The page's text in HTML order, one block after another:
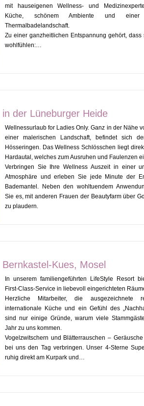
mit hauseigenen Wellness- und
Küche, schönem Ambiente und einer
Thermalbadelandschaft.
Zu einer ganzheitlichen Entspannung gehört, dass
wohlfühlen:…
der Lüneburger Heide
Wellnessurlaub for Ladies Only. Ganz in der Nähe
einer malerischen Landschaft, befindet sich
Hösseringen. Das Wellness Schlösschen liegt
Hardautal, welches zum Ausruhen und Faulenzen
Verbringen Sie Ihre Wellness Auszeit in einer
Atmosphäre und erleben Sie jede Minute der
Bademantel. Neben den wohltuendem
Sie es, mit anderen Frauen der Beautyfarm über
zu plaudern.
Kues, Mosel
In unserem familiengeführten LifeStyle Resort
First-Class-Service in liebevoll eingerichteten
Herzliche Mitarbeiter, die ausgezeichnete
internationale Küche und ein Gefühl des
sind nur einige Gründe, warum viele
Jahr zu uns kommen.
Vogelzwitschern und Blätterrauschen –
bei uns den Tag verbringen. Unser 4-Sterne
ruhig direkt am Kurpark und…